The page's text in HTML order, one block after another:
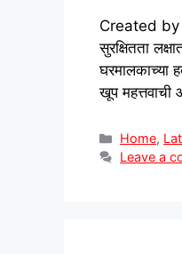
Created by
सुरक्षितता
घरमालकाच्या
खूप
Home,
Leave a